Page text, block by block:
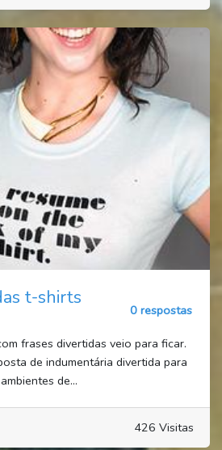
t-shirts
0 respostas
frases divertidas veio para ficar.
de indumentária divertida para
de...
426 Visitas